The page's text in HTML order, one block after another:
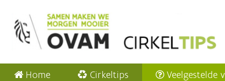
Home Cirkeltips Veelgestelde